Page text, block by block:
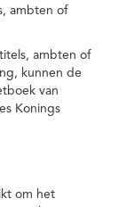
ambten of
ambten of
kunnen de
van
Konings
om het